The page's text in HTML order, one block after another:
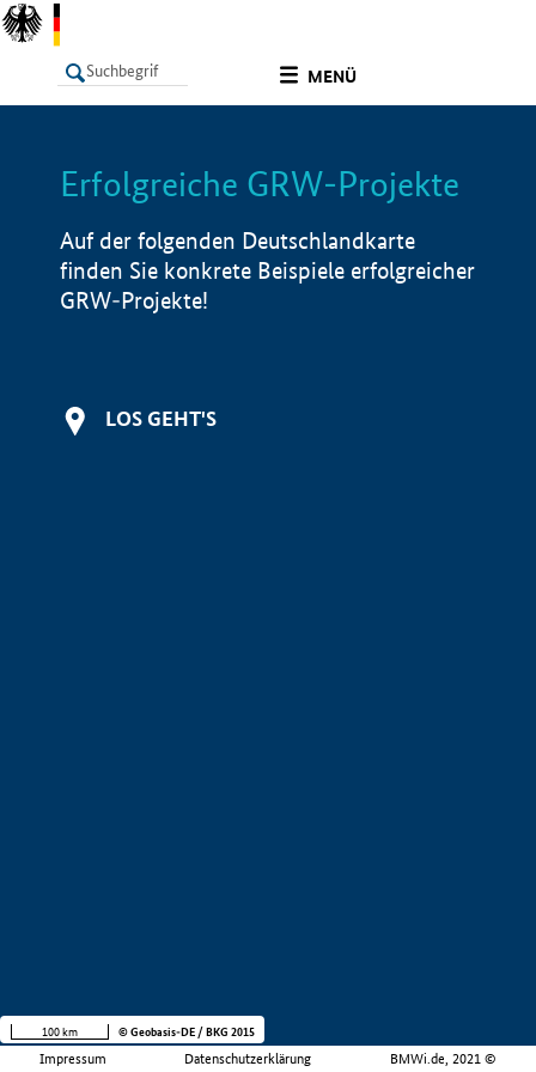
MENÜ
LISTE Info
Erfolgreiche GRW-Projekte
Auf der folgenden Deutschlandkarte
finden Sie konkrete Beispiele erfolgreicher
GRW-Projekte!
LOS GEHT'S
Impressum Datenschutzerklärung BMWi.de, 2021 ©
100 km © Geobasis-DE / BKG 2015